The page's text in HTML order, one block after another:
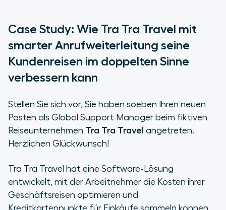
Case Study: Wie Tra Tra Travel mit
smarter Anrufweiterleitung seine
Kundenreisen im doppelten Sinne
verbessern kann
Stellen Sie sich vor, Sie haben soeben Ihren neuen
Posten als Global Support Manager beim fiktiven
Reiseunternehmen Tra Tra Travel angetreten.
Herzlichen Glückwunsch!
Tra Tra Travel hat eine Software-Lösung
entwickelt, mit der Arbeitnehmer die Kosten ihrer
Geschäftsreisen optimieren und
Kreditkartenpunkte für Einkäufe sammeln können.